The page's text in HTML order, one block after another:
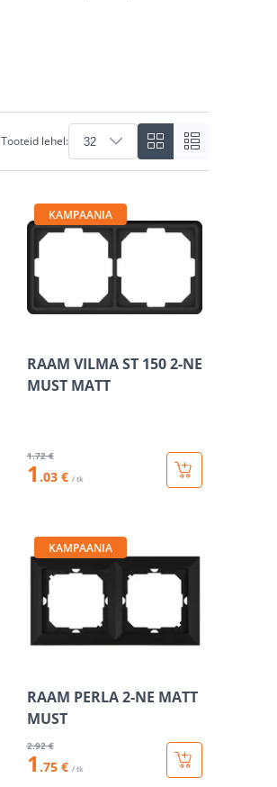
Tooteid lehel:
KAMPAANIA
RAAM VILMA ST 150 2-NE
MUST MATT
1.72 €
1 .03 € / tk
KAMPAANIA
RAAM PERLA 2-NE MATT
MUST
2.92 €
1 .75 € / tk